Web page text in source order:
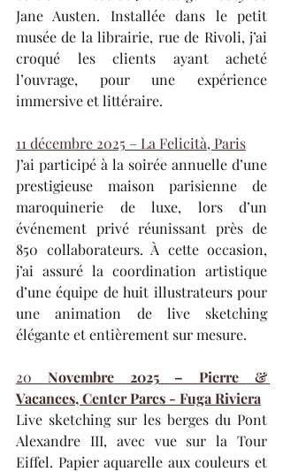
Jane Austen. Installée dans le petit
musée de la librairie, rue de Rivoli, j’ai
croqué les clients ayant acheté
l’ouvrage, pour une expérience
immersive et littéraire.
11 décembre 2025 – La Felicità, Paris
J’ai participé à la soirée annuelle d’une
prestigieuse maison parisienne de
maroquinerie de luxe, lors d’un
événement privé réunissant près de
850 collaborateurs. À cette occasion,
j’ai assuré la coordination artistique
d’une équipe de huit illustrateurs pour
une animation de live sketching
élégante et entièrement sur mesure.
20 Novembre 2025 – Pierre &
Vacances, Center Parcs - Fuga Riviera
Live sketching sur les berges du Pont
Alexandre III, avec vue sur la Tour
Eiffel. Papier aquarelle aux couleurs et